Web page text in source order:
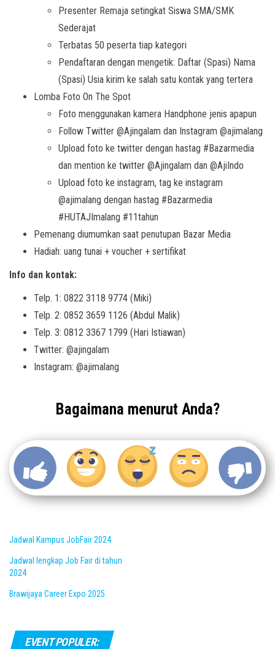
Presenter Remaja setingkat Siswa SMA/SMK
Sederajat
Terbatas 50 peserta tiap kategori
Pendaftaran dengan mengetik: Daftar (Spasi) Nama
(Spasi) Usia kirim ke salah satu kontak yang tertera
Lomba Foto On The Spot
Foto menggunakan kamera Handphone jenis apapun
Follow Twitter @Ajingalam dan Instagram @ajimalang
Upload foto ke twitter dengan hastag #Bazarmedia
dan mention ke twitter @Ajingalam dan @AjiIndo
Upload foto ke instagram, tag ke instagram
@ajimalang dengan hastag #Bazarmedia
#HUTAJImalang #11tahun
Pemenang diumumkan saat penutupan Bazar Media
Hadiah: uang tunai + voucher + sertifikat
Info dan kontak:
Telp. 1: 0822 3118 9774 (Miki)
Telp. 2: 0852 3659 1126 (Abdul Malik)
Telp. 3: 0812 3367 1799 (Hari Istiawan)
Twitter: @ajingalam
Instagram: @ajimalang
Bagaimana menurut Anda?
Jadwal Kampus JobFair 2024
Jadwal lengkap Job Fair di tahun
2024
Brawijaya Career Expo 2025
EVENT POPULER: